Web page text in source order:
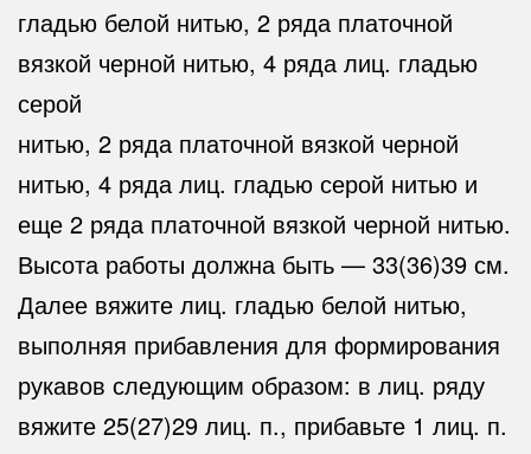
гладью белой нитью, 2 ряда платочной
вязкой черной нитью, 4 ряда лиц. гладью
серой
нитью, 2 ряда платочной вязкой черной
нитью, 4 ряда лиц. гладью серой нитью и
еще 2 ряда платочной вязкой черной нитью.
Высота работы должна быть — 33(36)39 см.
Далее вяжите лиц. гладью белой нитью,
выполняя прибавления для формирования
рукавов следующим образом: в лиц. ряду
вяжите 25(27)29 лиц. п., прибавьте 1 лиц. п.